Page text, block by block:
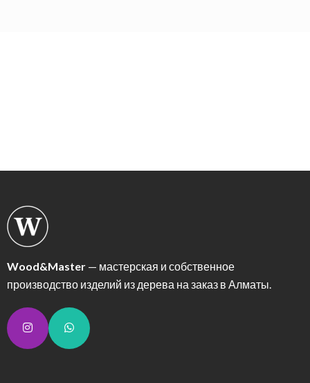
Wood&Master — мастерская и собственное
производство изделий из дерева на заказ в Алматы.